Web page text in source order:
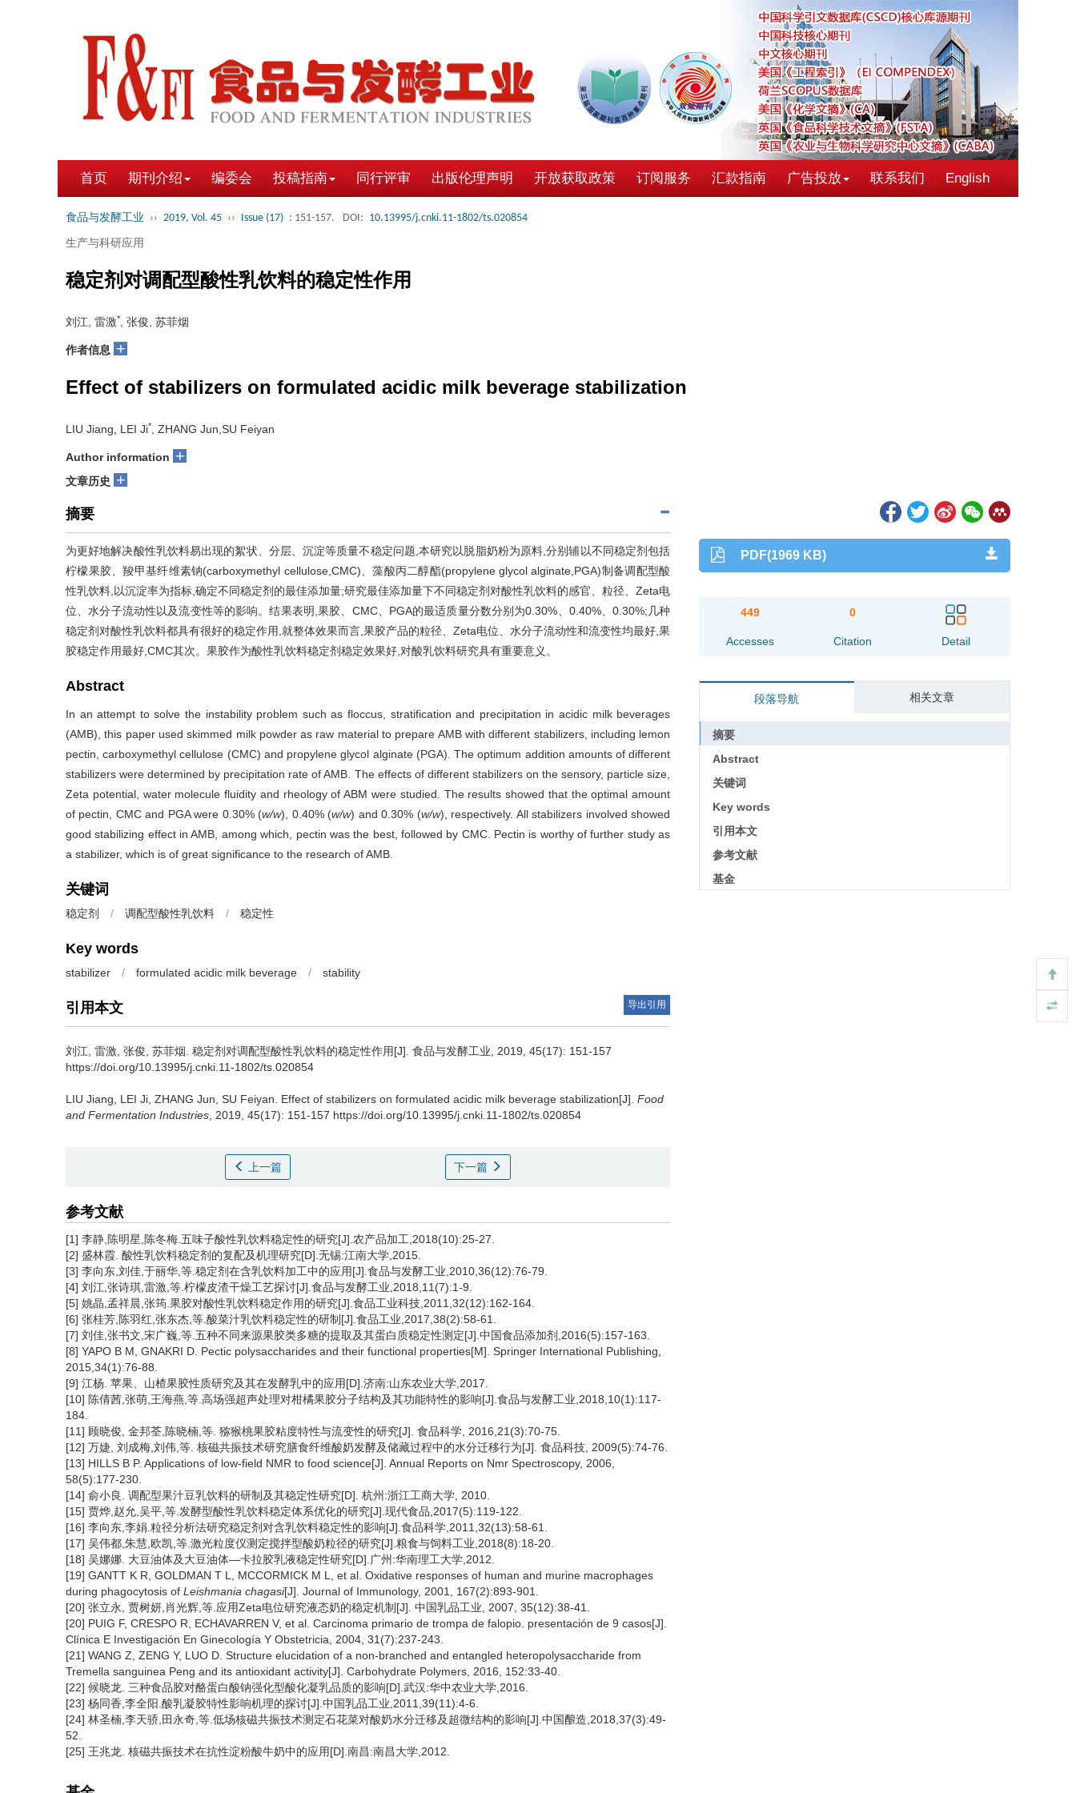
首页 期刊介绍 编委会 投稿指南 同行评审 出版伦理声明 开放获取政策 订阅服务 汇款指南 广告投放 联系我们 English
食品与发酵工业 ›› 2019, Vol. 45 ›› Issue (17) : 151-157. DOI: 10.13995/j.cnki.11-1802/ts.020854
生产与科研应用
稳定剂对调配型酸性乳饮料的稳定性作用
刘江, 雷激* , 张俊, 苏菲烟
作者信息 +
Effect of stabilizers on formulated acidic milk beverage stabilization
LIU Jiang, LEI Ji* , ZHANG Jun,SU Feiyan
Author information +
文章历史 +
摘要
为更好地解决酸性乳饮料易出现的絮状、分层、沉淀等质量不稳定问题,本研究以脱脂奶粉为原料,分别辅以不同稳定剂包括
柠檬果胶、羧甲基纤维素钠(carboxymethyl cellulose,CMC)、藻酸丙二醇酯(propylene glycol alginate,PGA)制备调配型酸
性乳饮料,以沉淀率为指标,确定不同稳定剂的最佳添加量;研究最佳添加量下不同稳定剂对酸性乳饮料的感官、粒径、Zeta电
位、水分子流动性以及流变性等的影响。结果表明,果胶、CMC、PGA的最适质量分数分别为0.30%、0.40%、0.30%;几种
稳定剂对酸性乳饮料都具有很好的稳定作用,就整体效果而言,果胶产品的粒径、Zeta电位、水分子流动性和流变性均最好,果
胶稳定作用最好,CMC其次。果胶作为酸性乳饮料稳定剂稳定效果好,对酸乳饮料研究具有重要意义。
Abstract
In an attempt to solve the instability problem such as floccus, stratification and precipitation in acidic milk beverages
(AMB), this paper used skimmed milk powder as raw material to prepare AMB with different stabilizers, including lemon
pectin, carboxymethyl cellulose (CMC) and propylene glycol alginate (PGA). The optimum addition amounts of different
stabilizers were determined by precipitation rate of AMB. The effects of different stabilizers on the sensory, particle size,
Zeta potential, water molecule fluidity and rheology of ABM were studied. The results showed that the optimal amount
of pectin, CMC and PGA were 0.30% (w/w), 0.40% (w/w) and 0.30% (w/w), respectively. All stabilizers involved showed
good stabilizing effect in AMB, among which, pectin was the best, followed by CMC. Pectin is worthy of further study as
a stabilizer, which is of great significance to the research of AMB.
关键词
稳定剂 / 调配型酸性乳饮料 / 稳定性
Key words
stabilizer / formulated acidic milk beverage / stability
引用本文 导出引用
刘江 雷激 张俊 苏菲烟 稳定剂对调配型酸性乳饮料的稳定性作用[J]. 食品与发酵工业, 2019, 45(17): 151-157
https://doi.org/10.13995/j.cnki.11-1802/ts.020854
LIU Jiang LEI Ji ZHANG Jun SU Feiyan Effect of stabilizers on formulated acidic milk beverage stabilization[J]. Food
and Fermentation Industries , 2019, 45(17): 151-157 https://doi.org/10.13995/j.cnki.11-1802/ts.020854
上一篇 下一篇
参考文献
[1] 李静,陈明星,陈冬梅.五味子酸性乳饮料稳定性的研究[J].农产品加工,2018(10):25-27.
[2] 盛林霞. 酸性乳饮料稳定剂的复配及机理研究[D].无锡:江南大学,2015.
[3] 李向东,刘佳,于丽华,等.稳定剂在含乳饮料加工中的应用[J].食品与发酵工业,2010,36(12):76-79.
[4] 刘江,张诗琪,雷激,等.柠檬皮渣干燥工艺探讨[J].食品与发酵工业,2018,11(7):1-9.
[5] 姚晶,孟祥晨,张筠.果胶对酸性乳饮料稳定作用的研究[J].食品工业科技,2011,32(12):162-164.
[6] 张桂芳,陈羽红,张东杰,等.酸菜汁乳饮料稳定性的研制[J].食品工业,2017,38(2):58-61.
[7] 刘佳,张书文,宋广巍,等.五种不同来源果胶类多糖的提取及其蛋白质稳定性测定[J].中国食品添加剂,2016(5):157-163.
[8] YAPO B M, GNAKRI D. Pectic polysaccharides and their functional properties[M]. Springer International Publishing,
2015,34(1):76-88.
[9] 江杨. 苹果、山楂果胶性质研究及其在发酵乳中的应用[D].济南:山东农业大学,2017.
[10] 陈倩茜,张萌,王海燕,等.高场强超声处理对柑橘果胶分子结构及其功能特性的影响[J].食品与发酵工业,2018,10(1):117-
184.
[11] 顾晓俊, 金邦荃,陈晓楠,等. 猕猴桃果胶粘度特性与流变性的研究[J]. 食品科学, 2016,21(3):70-75.
[12] 万婕, 刘成梅,刘伟,等. 核磁共振技术研究膳食纤维酸奶发酵及储藏过程中的水分迁移行为[J]. 食品科技, 2009(5):74-76.
[13] HILLS B P. Applications of low-field NMR to food science[J]. Annual Reports on Nmr Spectroscopy, 2006,
58(5):177-230.
[14] 俞小良. 调配型果汁豆乳饮料的研制及其稳定性研究[D]. 杭州:浙江工商大学, 2010.
[15] 贾烨,赵允,吴平,等.发酵型酸性乳饮料稳定体系优化的研究[J].现代食品,2017(5):119-122.
[16] 李向东,李娟.粒径分析法研究稳定剂对含乳饮料稳定性的影响[J].食品科学,2011,32(13):58-61.
[17] 吴伟都,朱慧,欧凯,等.激光粒度仪测定搅拌型酸奶粒径的研究[J].粮食与饲料工业,2018(8):18-20.
[18] 吴娜娜. 大豆油体及大豆油体—卡拉胶乳液稳定性研究[D].广州:华南理工大学,2012.
[19] GANTT K R, GOLDMAN T L, MCCORMICK M L, et al. Oxidative responses of human and murine macrophages
during phagocytosis of Leishmania chagasi[J]. Journal of Immunology, 2001, 167(2):893-901.
[20] 张立永, 贾树妍,肖光辉,等.应用Zeta电位研究液态奶的稳定机制[J]. 中国乳品工业, 2007, 35(12):38-41.
[20] PUIG F, CRESPO R, ECHAVARREN V, et al. Carcinoma primario de trompa de falopio. presentación de 9 casos[J].
Clínica E Investigación En Ginecología Y Obstetricia, 2004, 31(7):237-243.
[21] WANG Z, ZENG Y, LUO D. Structure elucidation of a non-branched and entangled heteropolysaccharide from
Tremella sanguinea Peng and its antioxidant activity[J]. Carbohydrate Polymers, 2016, 152:33-40.
[22] 候晓龙. 三种食品胶对酪蛋白酸钠强化型酸化凝乳品质的影响[D].武汉:华中农业大学,2016.
[23] 杨同香,李全阳.酸乳凝胶特性影响机理的探讨[J].中国乳品工业,2011,39(11):4-6.
[24] 林圣楠,李天骄,田永奇,等.低场核磁共振技术测定石花菜对酸奶水分迁移及超微结构的影响[J].中国酿造,2018,37(3):49-
52.
[25] 王兆龙. 核磁共振技术在抗性淀粉酸牛奶中的应用[D].南昌:南昌大学,2012.
PDF(1969 KB)
449
Accesses
0
Citation Detail
段落导航 相关文章
摘要
Abstract
关键词
Key words
引用本文
参考文献
基金